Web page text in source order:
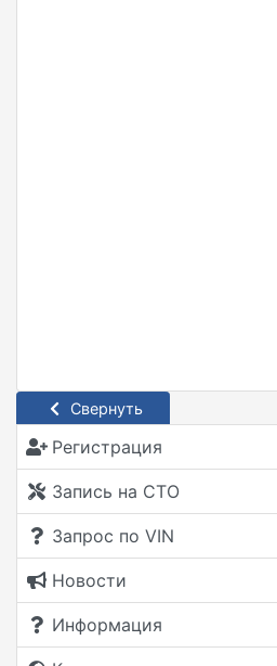
Свернуть
Регистрация
Запись на СТО
Запрос по VIN
Новости
Информация